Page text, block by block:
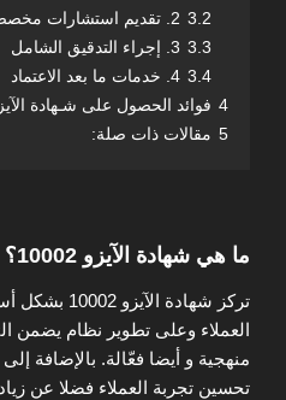
3.2 2. تقديم استشارات مخصصة
3.3 3. إجراء التدقيق الشامل
3.4 4. خدمات ما بعد الاعتماد
4 فوائد الحصول على شـهادة الآيزو
5 مقالات ذات صلة:
ما هي شهادة الآيزو 10002؟
تركز شهادة
العملاء وعلى تطوير نظام يضمن
منهجية و أيضا فعّالة. بالإضافة
تحسين تجربة العملاء فضلا عن